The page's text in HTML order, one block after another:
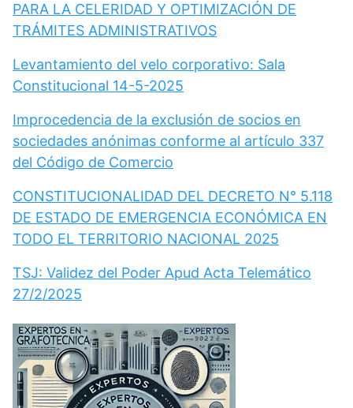
PARA LA CELERIDAD Y OPTIMIZACIÓN DE
TRÁMITES ADMINISTRATIVOS
Levantamiento del velo corporativo: Sala
Constitucional 14-5-2025
Improcedencia de la exclusión de socios en
sociedades anónimas conforme al artículo 337
del Código de Comercio
CONSTITUCIONALIDAD DEL DECRETO N° 5.118
DE ESTADO DE EMERGENCIA ECONÓMICA EN
TODO EL TERRITORIO NACIONAL 2025
TSJ: Validez del Poder Apud Acta Telemático
27/2/2025